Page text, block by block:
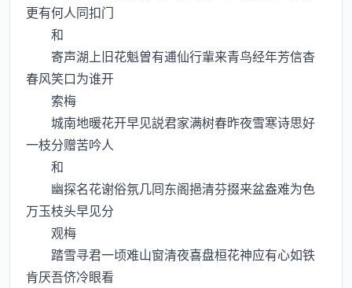
更有何人同扣门
和
寄声湖上旧花魁曽有逋仙行軰来青鸟经年芳信杳
春风笑口为谁开
索梅
城南地暖花开早见説君家满树春昨夜雪寒诗思好
一枝分赠苦吟人
和
幽探名花谢俗氛几囘东阁挹清芬掇来盆盎难为色
万玉枝头早见分
观梅
踏雪寻君一顷难山窗清夜喜盘桓花神应有心如铁
肯厌吾侪冷眼看